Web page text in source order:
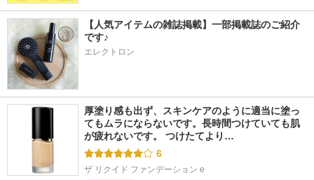
【人気アイテムの雑誌掲載】一部掲載誌のご紹介
です♪
エレクトロン
厚塗り感も出ず、スキンケアのように適当に塗っ
てもムラにならないです。長時間つけていても肌
が疲れないです。 つけたてより…
6
ザ リクイド ファンデーション e